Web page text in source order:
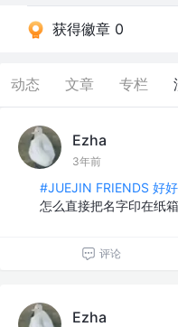
获得徽章 0
动态 文章 专栏
Ezha
3年前
#JUEJIN FRIENDS 好
怎么直接把名字印在纸箱
评论
Ezha